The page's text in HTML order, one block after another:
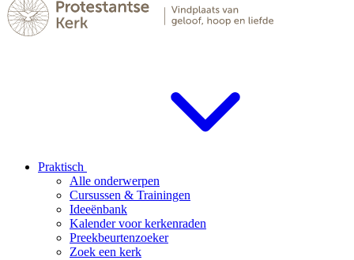
Praktisch
Alle onderwerpen
Cursussen & Trainingen
Ideeënbank
Kalender voor kerkenraden
Preekbeurtenzoeker
Zoek een kerk